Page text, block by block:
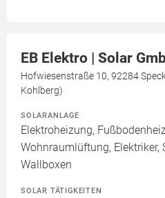
EB Elektro | Solar
Hofwiesenstraße 10, 92284
Kohlberg)
SOLARANLAGE
Elektroheizung,
Wohnraumlüftung, Elektriker,
Wallboxen
SOLAR TÄTIGKEITEN